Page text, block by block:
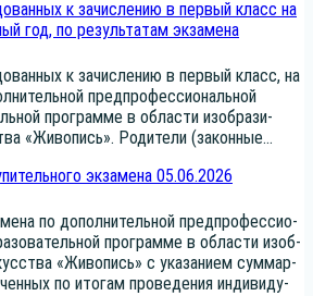
к зачислению в первый класс на
год, по результатам экзамена
к зачис­ле­нию в пер­вый класс, на
пред­про­фес­си­о­наль­ной
про­грам­ме в обла­сти изоб­ра­зи­
«Живо­пись». Роди­те­ли (закон­ные...
экзамена 05.06.2026
по допол­ни­тель­ной пред­про­фес­си­о­
про­грам­ме в обла­сти изоб­
«Живо­пись» с ука­за­ни­ем сум­мар­
по ито­гам про­ве­де­ния инди­ви­ду­